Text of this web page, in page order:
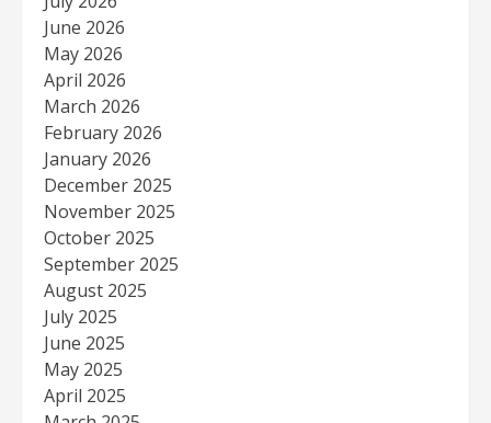
June 2026
May 2026
April 2026
March 2026
February 2026
January 2026
December 2025
November 2025
October 2025
September 2025
August 2025
July 2025
June 2025
May 2025
April 2025